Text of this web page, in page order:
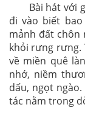
Bài hát với
đi vào biết
mảnh đất chôn
khỏi rưng rưng.
về miền quê
nhớ, niềm
dấu, ngọt ngào.
tác nằm trong